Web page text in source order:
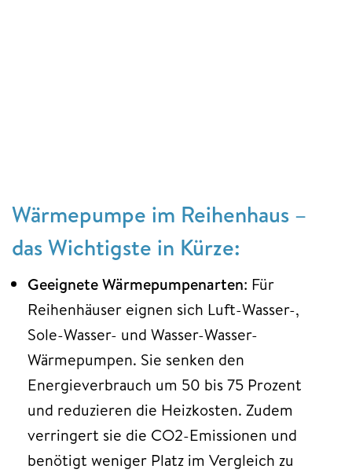
Wärmepumpe im Reihenhaus –
das Wichtigste in Kürze:
Geeignete Wärmepumpenarten: Für
Reihenhäuser eignen sich Luft-Wasser-,
Sole-Wasser- und Wasser-Wasser-
Wärmepumpen. Sie senken den
Energieverbrauch um 50 bis 75 Prozent
und reduzieren die Heizkosten. Zudem
verringert sie die CO2-Emissionen und
benötigt weniger Platz im Vergleich zu